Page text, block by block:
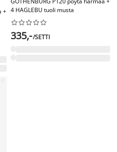
+ 4 HAGLEBU tuoli musta






335,-/SETTI